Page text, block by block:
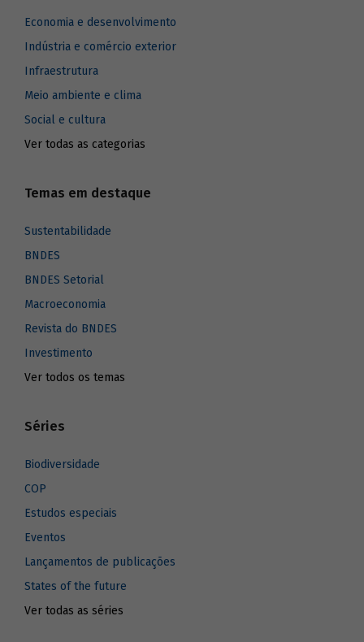
Economia e desenvolvimento
Indústria e comércio exterior
Infraestrutura
Meio ambiente e clima
Social e cultura
Ver todas as categorias
Temas em destaque
Sustentabilidade
BNDES
BNDES Setorial
Macroeconomia
Revista do BNDES
Investimento
Ver todos os temas
Séries
Biodiversidade
COP
Estudos especiais
Eventos
Lançamentos de publicações
States of the future
Ver todas as séries